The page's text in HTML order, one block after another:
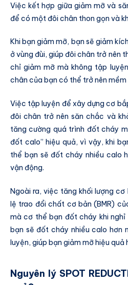
Việc kết hợp giữa giảm mỡ và
để có một đôi chân thon gọn và
Khi bạn giảm mỡ, bạn sẽ giảm
ở vùng đùi, giúp đôi chân trở nên
chỉ giảm mỡ mà không tập
chân của bạn có thể trở nên
Việc tập luyện để xây dựng cơ
đôi chân trở nên săn chắc và
tăng cường quá trình đốt cháy
đốt calo” hiệu quả, vì vậy, khi
thể bạn sẽ đốt cháy nhiều calo
vận động.
Ngoài ra, việc tăng khối lượng
lệ trao đổi chất cơ bản (BMR)
mà cơ thể bạn đốt cháy khi
bạn sẽ đốt cháy nhiều calo hơn
luyện, giúp bạn giảm mỡ hiệu quả
Nguyên lý SPOT